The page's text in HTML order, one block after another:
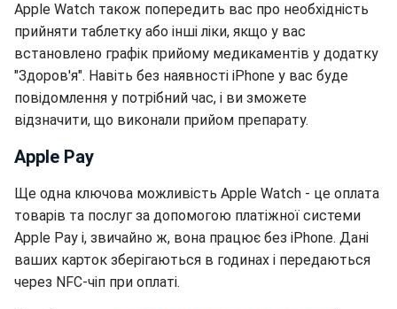
Apple Watch також попередить вас про необхідність
прийняти таблетку або інші ліки, якщо у вас
встановлено графік прийому медикаментів у додатку
"Здоров'я". Навіть без наявності iPhone у вас буде
повідомлення у потрібний час, і ви зможете
відзначити, що виконали прийом препарату.
Apple Pay
Ще одна ключова можливість Apple Watch - це оплата
товарів та послуг за допомогою платіжної системи
Apple Pay і, звичайно ж, вона працює без iPhone. Дані
ваших карток зберігаються в годинах і передаються
через NFC-чіп при оплаті.